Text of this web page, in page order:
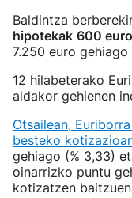
Baldintza
hipotekak 600
7.250 euro gehiago
12 hilabeterako
aldakor gehienen
Otsailean,
besteko
gehiago (% 3,33)
oinarrizko puntu
kotizatzen